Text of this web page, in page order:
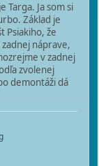
Targa. Ja som si
Základ je
Psiakiho, že
náprave,
v zadnej
zvolenej
demontáži dá